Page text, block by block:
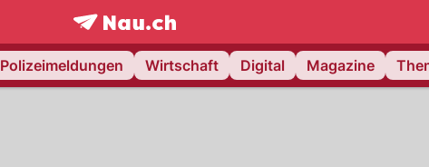
frontpage.NAU.ch
Polizeimeldungen Wirtschaft Digital Magazine